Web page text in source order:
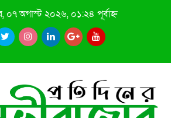
০৭ অগাস্ট ২০২৬, ০১:২৪ পূর্বাহ্ন